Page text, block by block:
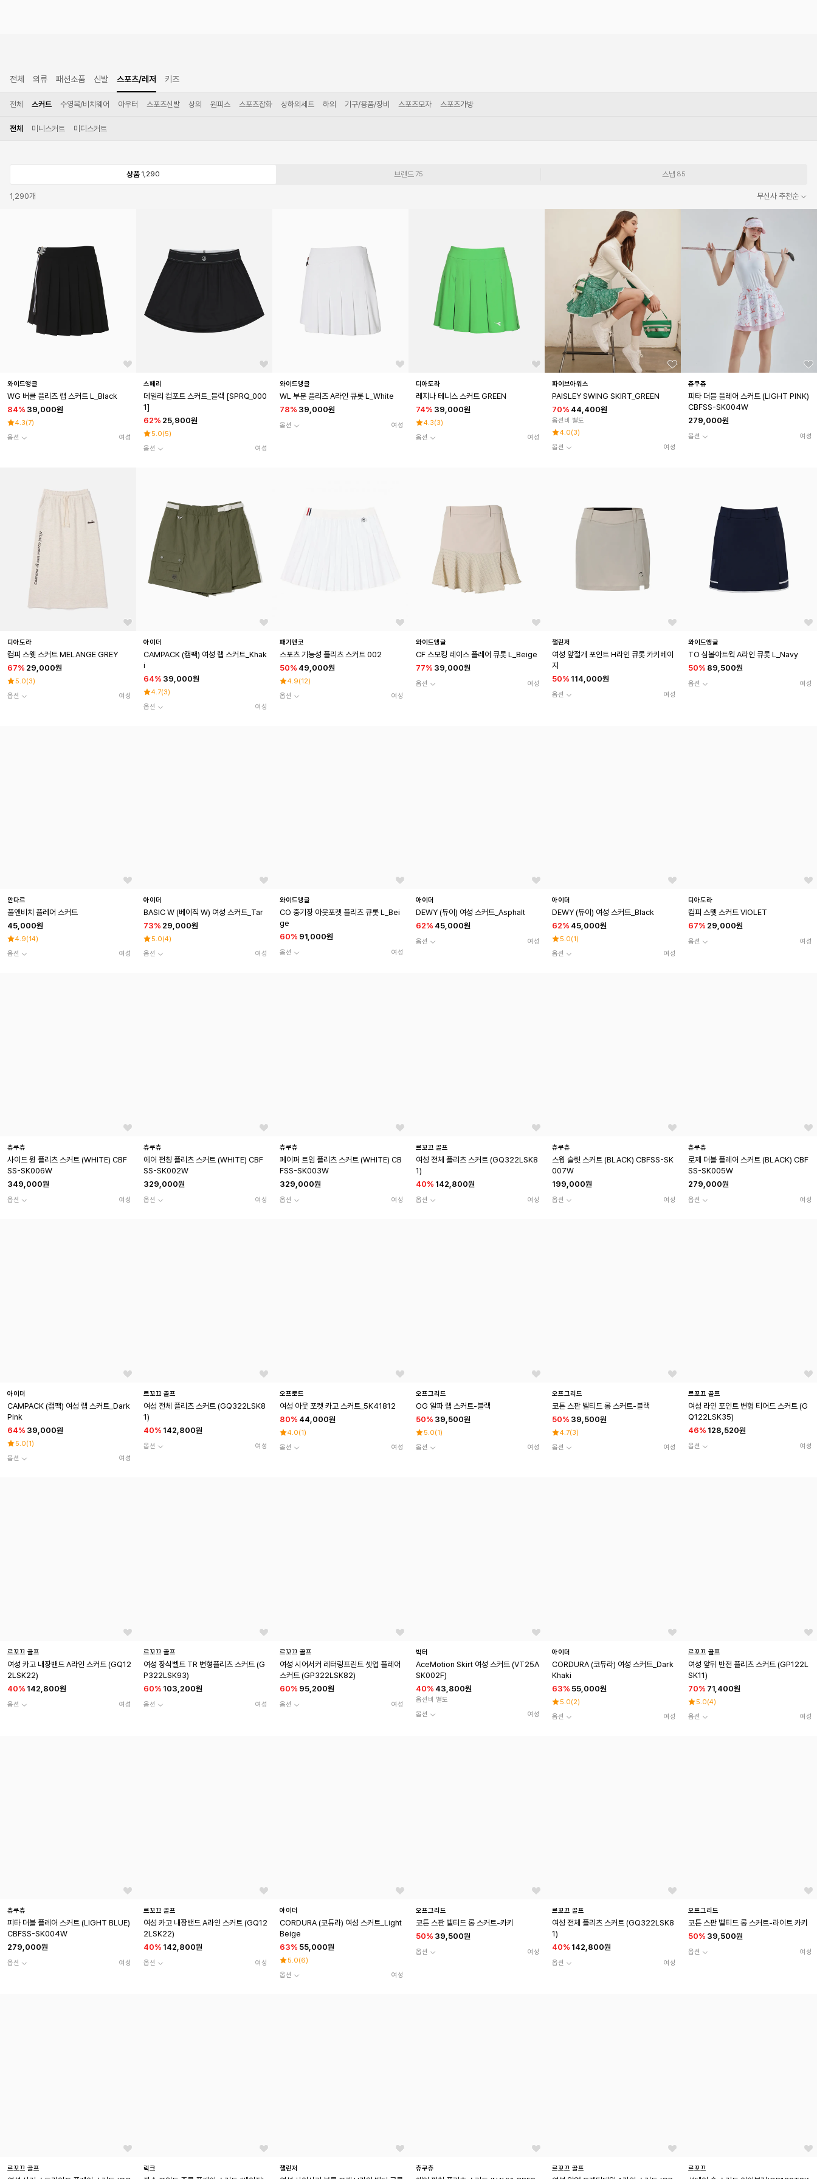
전체 의류 패션소품 신발 스포츠/레저 키즈
전체 스커트 수영복/비치웨어 아우터 스포츠신발 상의 원피스 스포츠잡화 상하의세트 하의 기구/용품/장비 스포츠모자 스포츠가방
전체 미니스커트 미디스커트
상품 1,290 브랜드 75 스냅 85
1,290개 무신사 추천순
와이드앵글
WG 버클 플리츠 랩 스커트 L_Black
84% 39,000원
4.3(7)
옵션
여성
스페리
데일리 컴포트 스커트_블랙 [SPRQ_000
1]
62% 25,900원
5.0(5)
옵션
여성
와이드앵글
WL 부분 플리츠 A라인 큐롯 L_White
78% 39,000원
옵션 여성
디아도라
레지나 테니스 스커트 GREEN
74% 39,000원
4.3(3)
옵션
여성
파이브아워스
PAISLEY SWING SKIRT_GREEN
70% 44,400원
옵션비 별도
4.0(3)
옵션
여성
츄쿠츄
피타 더블 플레어 스커트 (LIGHT PINK)
CBFSS-SK004W
279,000원
옵션 여성
디아도라
컴피 스웻 스커트 MELANGE GREY
67% 29,000원
5.0(3)
옵션
여성
아이더
CAMPACK (캠팩) 여성 랩 스커트_Khak
i
64% 39,000원
4.7(3)
옵션
여성
패기앤코
스포츠 기능성 플리츠 스커트 002
50% 49,000원
4.9(12)
옵션
여성
와이드앵글
CF 스모킹 레이스 플레어 큐롯 L_Beige
77% 39,000원
옵션 여성
챌린저
여성 앞절개 포인트 H라인 큐롯 카키베이
지
50% 114,000원
옵션 여성
와이드앵글
TO 심볼아트웍 A라인 큐롯 L_Navy
50% 89,500원
옵션 여성
안다르
풀앤비치 플레어 스커트
45,000원
4.9(14)
옵션
여성
아이더
BASIC W (베이직 W) 여성 스커트_Tar
73% 29,000원
5.0(4)
옵션
여성
와이드앵글
CO 중기장 아웃포켓 플리츠 큐롯 L_Bei
ge
60% 91,000원
옵션 여성
아이더
DEWY (듀이) 여성 스커트_Asphalt
62% 45,000원
옵션 여성
아이더
DEWY (듀이) 여성 스커트_Black
62% 45,000원
5.0(1 )
옵션
여성
디아도라
컴피 스웻 스커트 VIOLET
67% 29,000원
옵션 여성
츄쿠츄
사이드 윙 플리츠 스커트 (WHITE) CBF
SS-SK006W
349,000원
옵션 여성
츄쿠츄
에어 펀칭 플리츠 스커트 (WHITE) CBF
SS-SK002W
329,000원
옵션 여성
츄쿠츄
페이퍼 트임 플리츠 스커트 (WHITE) CB
FSS-SK003W
329,000원
옵션 여성
르꼬끄 골프
여성 전체 플리츠 스커트 (GQ322LSK8
1)
40% 142,800원
옵션 여성
츄쿠츄
스윙 슬릿 스커트 (BLACK) CBFSS-SK
007W
199,000원
옵션 여성
츄쿠츄
로제 더블 플레어 스커트 (BLACK) CBF
SS-SK005W
279,000원
옵션 여성
아이더
CAMPACK (캠팩) 여성 랩 스커트_Dark
Pink
64% 39,000원
5.0(1)
옵션
여성
르꼬끄 골프
여성 전체 플리츠 스커트 (GQ322LSK8
1)
40% 142,800원
옵션 여성
오프로드
여성 아웃 포켓 카고 스커트_5K41812
80% 44,000원
4.0(1)
옵션
여성
오프그리드
OG 알파 랩 스커트-블랙
50% 39,500원
5.0(1)
옵션
여성
오프그리드
코튼 스판 벨티드 롱 스커트-블랙
50% 39,500원
4.7(3)
옵션
여성
르꼬끄 골프
여성 라인 포인트 변형 티어드 스커트 (G
Q122LSK35)
46% 128,520원
옵션 여성
르꼬끄 골프
여성 카고 내장밴드 A라인 스커트 (GQ12
2LSK22)
40% 142,800원
옵션 여성
르꼬끄 골프
여성 장식벨트 TR 변형플리츠 스커트 (G
P322LSK93)
60% 103,200원
옵션 여성
르꼬끄 골프
여성 시어서커 레터링프린트 셋업 플레어
스커트 (GP322LSK82)
60% 95,200원
옵션 여성
빅터
AceMotion Skirt 여성 스커트 (VT25A
SK002F)
40% 43,800원
옵션비 별도
옵션
여성
아이더
CORDURA (코듀라) 여성 스커트_Dark
Khaki
63% 55,000원
5.0(2)
옵션
여성
르꼬끄 골프
여성 앞뒤 반전 플리츠 스커트 (GP122L
SK11)
70% 71,400원
5.0(4)
옵션
여성
츄쿠츄
피타 더블 플레어 스커트 (LIGHT BLUE)
CBFSS-SK004W
279,000원
옵션 여성
르꼬끄 골프
여성 카고 내장밴드 A라인 스커트 (GQ12
2LSK22)
40% 142,800원
옵션 여성
아이더
CORDURA (코듀라) 여성 스커트_Light
Beige
63% 55,000원
5.0(6)
옵션
여성
오프그리드
코튼 스판 벨티드 롱 스커트-카키
50% 39,500원
옵션 여성
르꼬끄 골프
여성 전체 플리츠 스커트 (GQ322LSK8
1)
40% 142,800원
옵션 여성
오프그리드
코튼 스판 벨티드 롱 스커트-라이트 카키
50% 39,500원
옵션 여성
르꼬끄 골프 릭크 챌린저 츄쿠츄 르꼬끄 골프 르꼬끄